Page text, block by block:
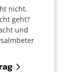
nicht.
geht?
und